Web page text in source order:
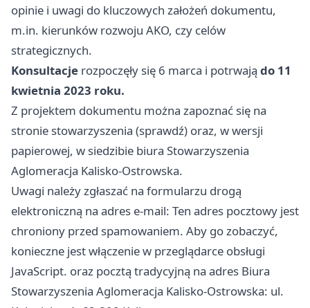
opinie i uwagi do kluczowych założeń dokumentu,
m.in. kierunków rozwoju AKO, czy celów
strategicznych.
Konsultacje rozpoczęły się 6 marca i potrwają do 11
kwietnia 2023 roku.
Z projektem dokumentu można zapoznać się na
stronie stowarzyszenia (sprawdź) oraz, w wersji
papierowej, w siedzibie biura Stowarzyszenia
Aglomeracja Kalisko-Ostrowska.
Uwagi należy zgłaszać na formularzu drogą
elektroniczną na adres e-mail: Ten adres pocztowy jest
chroniony przed spamowaniem. Aby go zobaczyć,
konieczne jest włączenie w przeglądarce obsługi
JavaScript. oraz pocztą tradycyjną na adres Biura
Stowarzyszenia Aglomeracja Kalisko-Ostrowska: ul.